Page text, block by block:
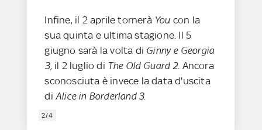
Infine, il 2 aprile tornerà You con la
sua quinta e ultima stagione. Il 5
giugno sarà la volta di Ginny e Georgia
3, il 2 luglio di The Old Guard 2. Ancora
sconosciuta è invece la data d'uscita
diAlice in Borderland 3.
2/4